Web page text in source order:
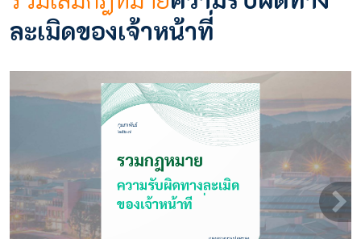
ละเมิดของเจ้าหน้าที่